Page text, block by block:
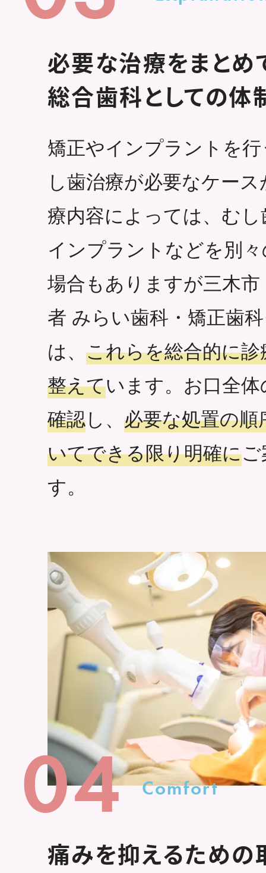
必要な治療をまとめ
総合歯科としての体
矯正やインプラントを
し歯治療が必要なケー
療内容によっては、む
インプラントなどを別
場合もありますが三木
者 みらい歯科・矯正歯
は、 これらを総合的に
整えています。お口全
確認し、 必要な処置の順
いてできる限り明確に
す。
04 Comfort
痛みを抑えるための